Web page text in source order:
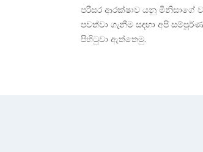
පරිසර ආරක්ෂාව යනු මිනිසාගේ
පවත්වා ගැනීම සඳහා අපි
පිහිටුවා ඇත්තෙමු.